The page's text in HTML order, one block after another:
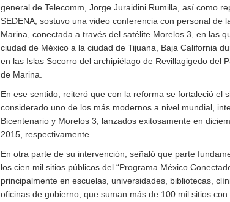
general de Telecomm, Jorge Juraidini Rumilla, así como
SEDENA, sostuvo una video conferencia con personal de
Marina, conectada a través del satélite Morelos 3, en las
ciudad de México a la ciudad de Tijuana, Baja California
en las Islas Socorro del archipiélago de Revillagigedo del
de Marina.
En ese sentido, reiteró que con la reforma se fortaleció el
considerado uno de los más modernos a nivel mundial,
Bicentenario y Morelos 3, lanzados exitosamente en
2015, respectivamente.
En otra parte de su intervención, señaló que parte
los cien mil sitios públicos del “Programa México
principalmente en escuelas, universidades, bibliotecas,
oficinas de gobierno, que suman más de 100 mil sitios